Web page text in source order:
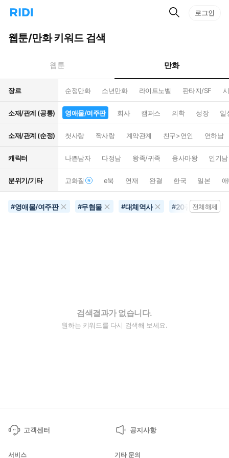
리
홈
으
턴
트
검
로그인
웹툰/만화 키워드 검색
웹툰 만화
장르 순정만화 소년만화 라이트노벨 판타지/SF
소재/관계 (공통) 영애물/여주판 회사 캠퍼스 의학 성장 일
소재/관계 (순정) 첫사랑 짝사랑 계약관계 친구>연인 연하남
캐릭터 나쁜남자 다정남 왕족/귀족 용사마왕 인기남
분위기/기타 고화질 e북 연재 완결 한국 일본
#영애물/여주판 #무협물 #대체역사 #20권이상전체해제
검색결과가 없습니다.
원하는 키워드를 다시 검색해 보세요.
고객센터 공지사항
서비스 기타 문의